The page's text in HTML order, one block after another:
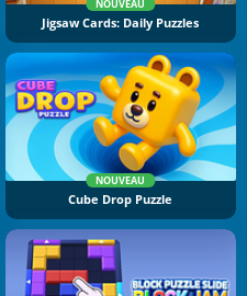
NOUVEAU
Jigsaw Cards: Daily Puzzles
NOUVEAU
Cube Drop Puzzle